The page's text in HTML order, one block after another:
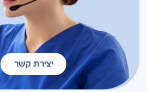
יצירת קשר